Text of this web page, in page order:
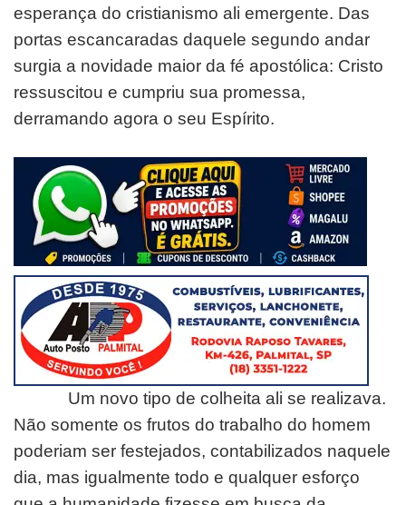
esperança do cristianismo ali emergente. Das
portas escancaradas daquele segundo andar
surgia a novidade maior da fé apostólica: Cristo
ressuscitou e cumpriu sua promessa,
derramando agora o seu Espírito.
Um novo tipo de colheita ali se realizava.
Não somente os frutos do trabalho do homem
poderiam ser festejados, contabilizados naquele
dia, mas igualmente todo e qualquer esforço